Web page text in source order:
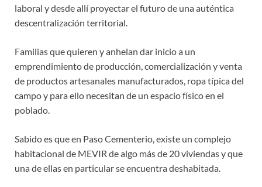
laboral y desde allí proyectar el futuro de una auténtica
descentralización territorial.
Familias que quieren y anhelan dar inicio a un
emprendimiento de producción, comercialización y venta
de productos artesanales manufacturados, ropa típica del
campo y para ello necesitan de un espacio físico en el
poblado.
Sabido es que en Paso Cementerio, existe un complejo
habitacional de MEVIR de algo más de 20 viviendas y que
una de ellas en particular se encuentra deshabitada.